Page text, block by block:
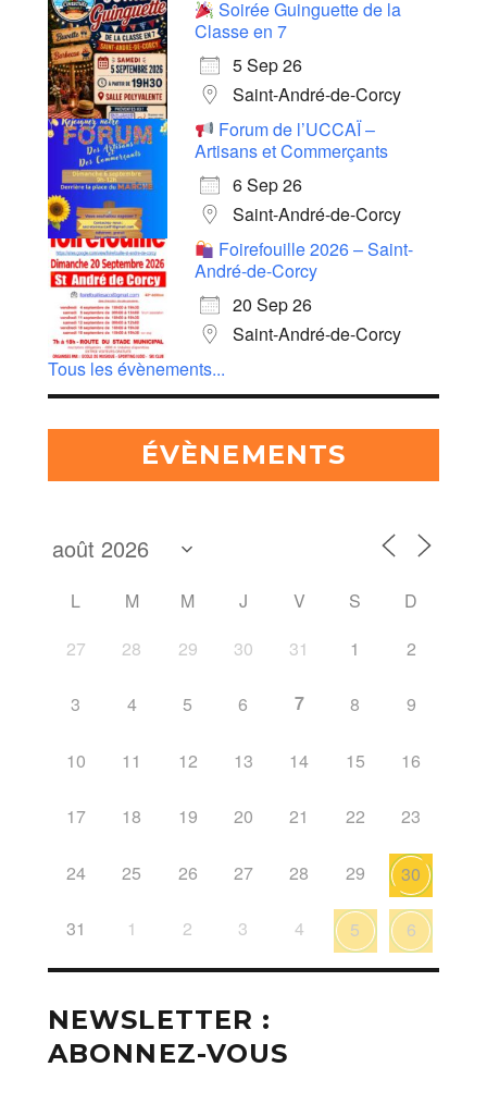
Soirée Guinguette de la
Classe en 7
5 Sep 26
Saint-André-de-Corcy
Forum de l’UCCAÏ –
Artisans et Commerçants
6 Sep 26
Saint-André-de-Corcy
Foirefouille 2026 – Saint-
André-de-Corcy
20 Sep 26
Saint-André-de-Corcy
Tous les évènements...
ÉVÈNEMENTS
L M M J V S
D
27
28 29 30 31 1 2
3 4 5 6 7 8 9
10 11 12 13 14 15 16
17 18 19 20 21 22 23
24 25 26 27 28 29 30
31 1 2 3 4 5 6
NEWSLETTER :
ABONNEZ-VOUS